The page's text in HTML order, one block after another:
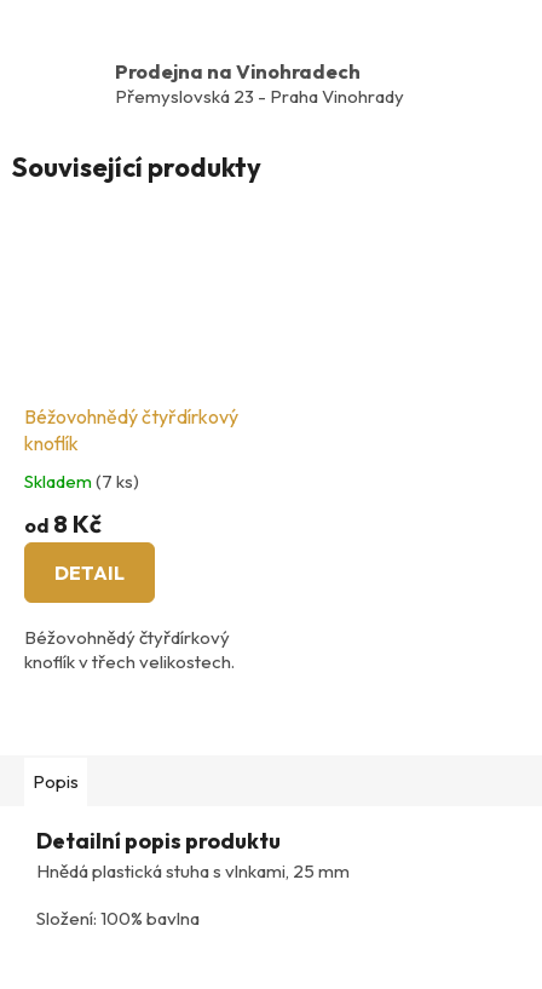
Prodejna na Vinohradech
Přemyslovská 23 - Praha Vinohrady
Související produkty
Béžovohnědý čtyřdírkový
knoflík
Skladem(7 ks)
od 8 Kč
DETAIL
Béžovohnědý čtyřdírkový
knoflík v třech velikostech.
Popis
Detailní popis produktu
Hnědá plastická stuha s vlnkami, 25 mm
Složení: 100% bavlna